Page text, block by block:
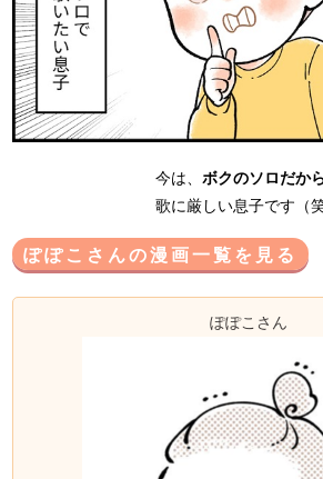
今は、 ボクのソロだか
歌に厳しい息子です（笑
ぽぽこさんの漫画一覧を見る
ぽぽこさん